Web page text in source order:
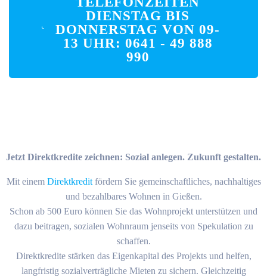
DIENSTAG BIS
DONNERSTAG VON 09-
13 UHR: 0641 - 49 888
990
Jetzt Direktkredite zeichnen: Sozial anlegen. Zukunft gestalten.
Mit einem Direktkredit fördern Sie gemeinschaftliches, nachhaltiges
und bezahlbares Wohnen in Gießen.
Schon ab 500 Euro können Sie das Wohnprojekt unterstützen und
dazu beitragen, sozialen Wohnraum jenseits von Spekulation zu
schaffen.
Direktkredite stärken das Eigenkapital des Projekts und helfen,
langfristig sozialverträgliche Mieten zu sichern. Gleichzeitig